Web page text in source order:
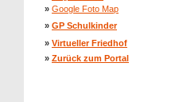
» Google Foto Map
» GP Schulkinder
» Virtueller Friedhof
» Zurück zum Portal